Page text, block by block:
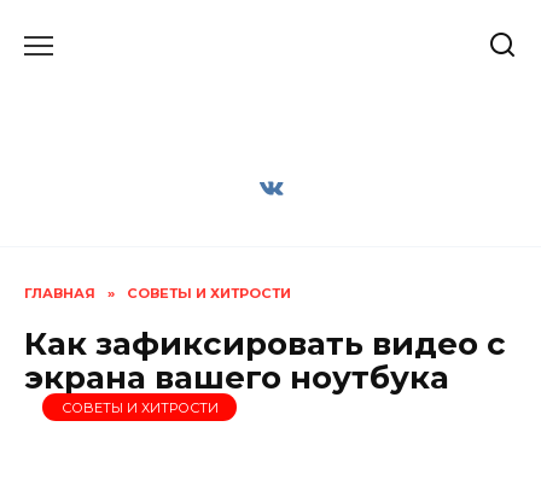
ГЛАВНАЯ » СОВЕТЫ И ХИТРОСТИ
Как зафиксировать видео с
экрана вашего ноутбука
СОВЕТЫ И ХИТРОСТИ